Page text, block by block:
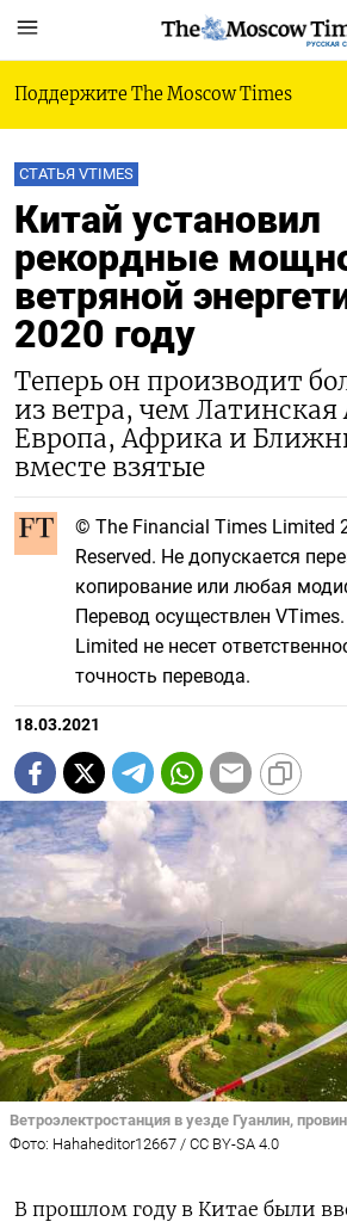
РУССКАЯ
Поддержите The Moscow Times
СТАТЬЯ VTIMES
Китай установил
рекордные
ветряной
2020 году
Теперь он производит
из ветра, чем
Европа, Африка и
вместе взятые
© The Financial Times Limited
Reserved. Не допускается
копирование или любая
Перевод осуществлен
Limited не несет
точность перевода.
18.03.2021
Ветроэлектростанция в уезде Гуанлин,
Фото: Hahaheditor12667 / CC BY-SA 4.0
В прошлом году в Китае были